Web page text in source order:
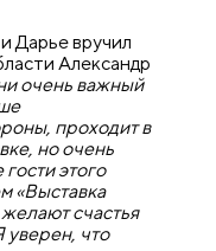
Дарье вручил
Александр
очень важный
проходит в
но очень
этого
«Выставка
счастья
уверен, что